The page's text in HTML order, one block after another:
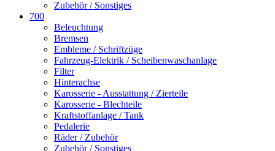
Zubehör / Sonstiges
700
Beleuchtung
Bremsen
Embleme / Schriftzüge
Fahrzeug-Elektrik / Scheibenwaschanlage
Filter
Hinterachse
Karosserie - Ausstattung / Zierteile
Karosserie - Blechteile
Kraftstoffanlage / Tank
Pedalerie
Räder / Zubehör
Zubehör / Sonstiges